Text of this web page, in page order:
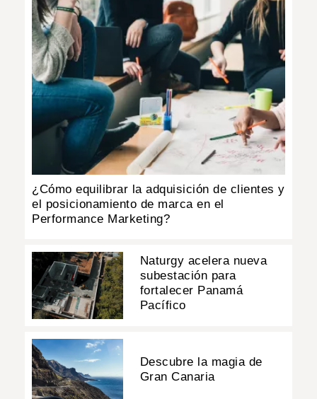
¿Cómo equilibrar la adquisición de clientes y
el posicionamiento de marca en el
Performance Marketing?
Naturgy acelera nueva
subestación para
fortalecer Panamá
Pacífico
Descubre la magia de
Gran Canaria